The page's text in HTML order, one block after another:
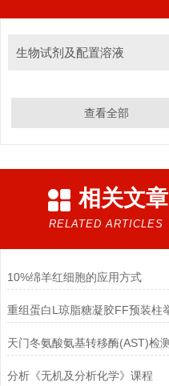
生物试剂及配置溶液
查看全部
相关文章
RELATED ARTICLES
10%绵羊红细胞的应用方式
分析《无机及分析化学》课程